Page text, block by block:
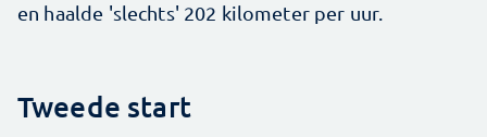
en haalde 'slechts' 202 kilometer per uur.
Tweede start